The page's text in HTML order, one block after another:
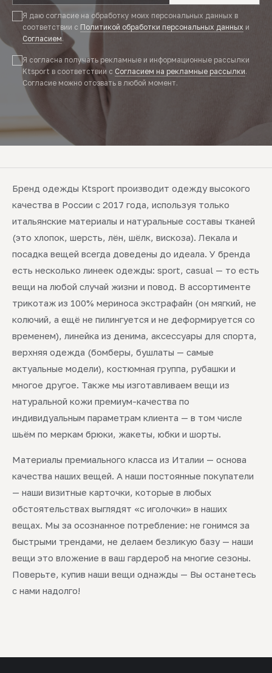
Я даю согласие на обработку моих персональных данных в
соответствии с Политикой обработки персональных данных и
Согласием.
Я согласна получать рекламные и информационные рассылки
Ktsport в соответствии с Согласием на рекламные рассылки.
Согласие можно отозвать в любой момент.
Бренд одежды Ktsport производит одежду высокого
качества в России с 2017 года, используя только
итальянские материалы и натуральные составы тканей
(это хлопок, шерсть, лён, шёлк, вискоза). Лекала и
посадка вещей всегда доведены до идеала. У бренда
есть несколько линеек одежды: sport, casual — то есть
вещи на любой случай жизни и повод. В ассортименте
трикотаж из 100% мериноса экстрафайн (он мягкий, не
колючий, а ещё не пилингуется и не деформируется со
временем), линейка из денима, аксессуары для спорта,
верхняя одежда (бомберы, бушлаты — самые
актуальные модели), костюмная группа, рубашки и
многое другое. Также мы изготавливаем вещи из
натуральной кожи премиум-качества по
индивидуальным параметрам клиента — в том числе
шьём по меркам брюки, жакеты, юбки и шорты.
Материалы премиального класса из Италии — основа
качества наших вещей. А наши постоянные покупатели
— наши визитные карточки, которые в любых
обстоятельствах выглядят «с иголочки» в наших
вещах. Мы за осознанное потребление: не гонимся за
быстрыми трендами, не делаем безликую базу — наши
вещи это вложение в ваш гардероб на многие сезоны.
Поверьте, купив наши вещи однажды — Вы останетесь
с нами надолго!